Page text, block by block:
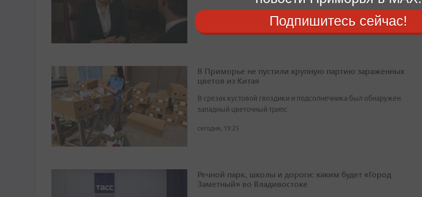
сегодня, 20:32
В Приморье не пустили крупную партию зараженных
цветов из Китая
В срезах кустовой гвоздики и подсолнечника был обнаружен
западный цветочный трипс
сегодня, 19:25
Речной парк, школы и дороги: каким будет «Город
Заметный» во Владивостоке
Подпишитесь сейчас!